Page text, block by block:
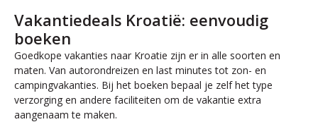
Vakantiedeals Kroatië: eenvoudig
boeken
Goedkope vakanties naar Kroatie zijn er in alle soorten en
maten. Van autorondreizen en last minutes tot zon- en
campingvakanties. Bij het boeken bepaal je zelf het type
verzorging en andere faciliteiten om de vakantie extra
aangenaam te maken.